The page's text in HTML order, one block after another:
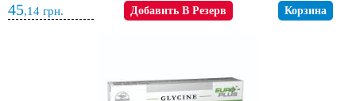
45,14 грн. Добавить В Резерв Корзина